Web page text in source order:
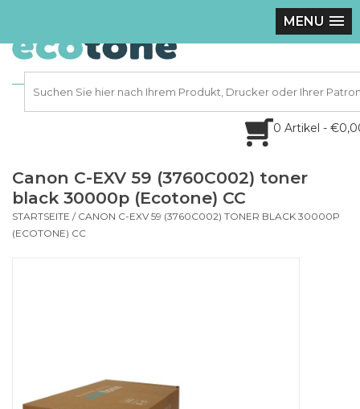
MENU
0 Artikel -
Canon C-EXV 59 (3760C002) toner
black 30000p (Ecotone) CC
STARTSEITE / CANON C-EXV 59 (3760C002) TONER BLACK 30000P
(ECOTONE) CC